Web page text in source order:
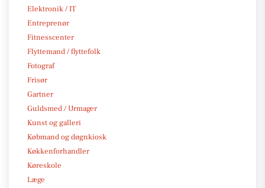
Elektronik / IT
Entreprenør
Fitnesscenter
Flyttemand / flyttefolk
Fotograf
Frisør
Gartner
Guldsmed / Urmager
Kunst og galleri
Købmand og døgnkiosk
Køkkenforhandler
Køreskole
Læge